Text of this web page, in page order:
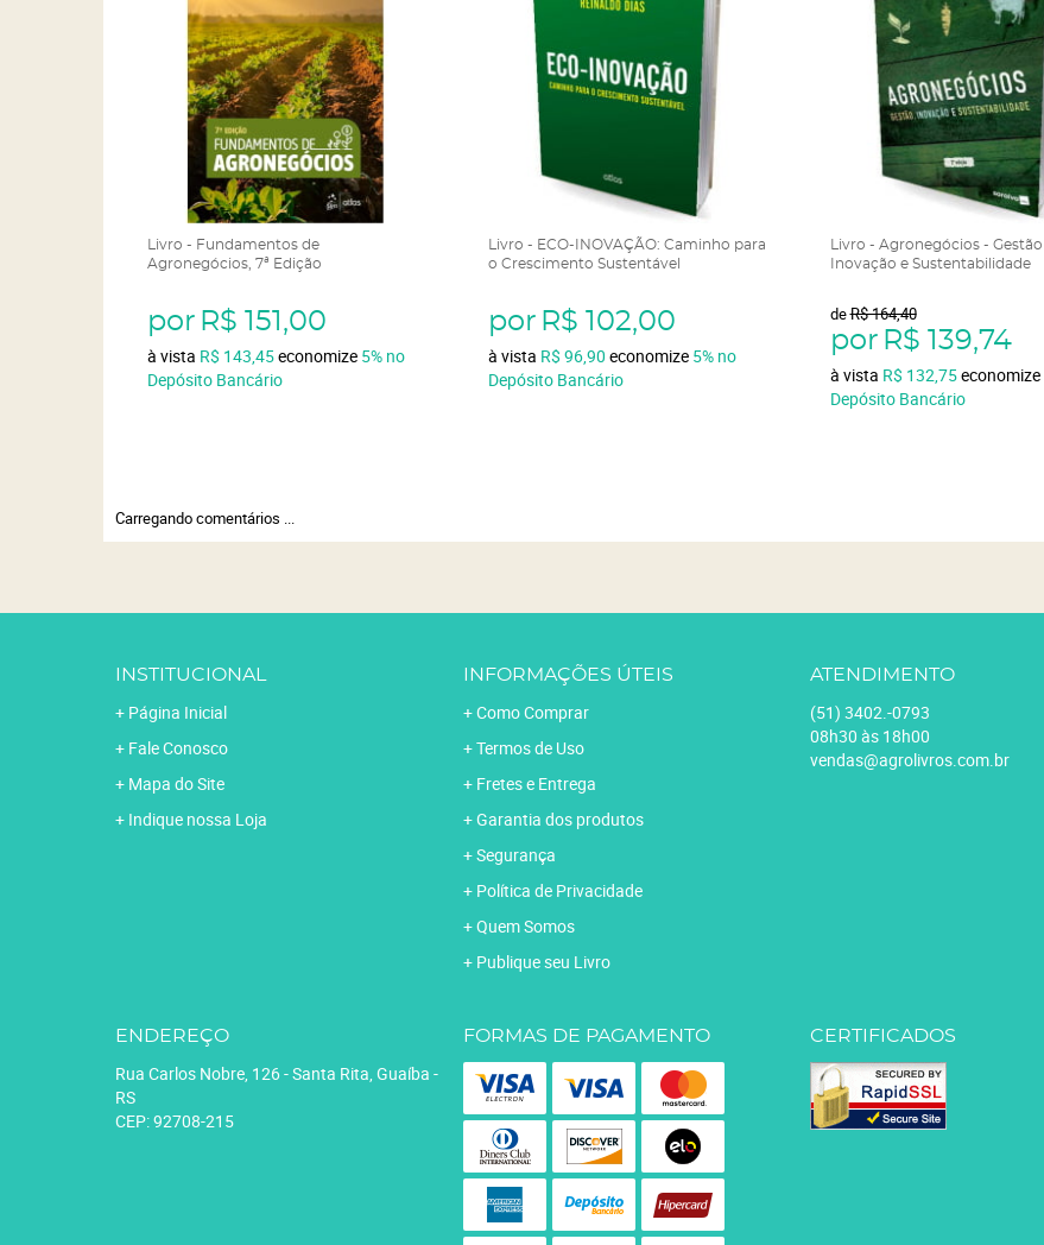
Livro - Fundamentos de
Agronegócios, 7ª Edição
por R$ 151,00
à vista R$ 143,45economize 5% no
Depósito Bancário
Livro - ECO-INOVAÇÃO: Caminho para
o Crescimento Sustentável
por R$ 102,00
à vista R$ 96,90 economize 5% no
Depósito Bancário
Livro - Agronegócios - Gestão ,
Inovação e Sustentabilidade
deR$ 164,40
por R$ 139,74
à vista R$ 132,75economize
Depósito Bancário
Carregando comentários ...
INSTITUCIONAL
Página Inicial
Fale Conosco
Mapa do Site
Indique nossa Loja
INFORMAÇÕES ÚTEIS
Como Comprar
Termos de Uso
Fretes e Entrega
Garantia dos produtos
Segurança
Política de Privacidade
Quem Somos
Publique seu Livro
ATENDIMENTO
(51) 3402.-0793
08h30 às 18h00
vendas@agrolivros.com.br
ENDEREÇO
Rua Carlos Nobre, 126-Santa Rita, Guaíba -
RS
CEP: 92708-215
FORMAS DE PAGAMENTO CERTIFICADOS